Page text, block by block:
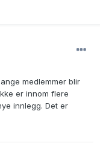
medlemmer blir
er innom flere
innlegg. Det er